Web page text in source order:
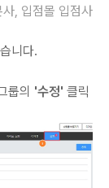
, 입점몰 입점사
니다.
룹의 '수정' 클릭